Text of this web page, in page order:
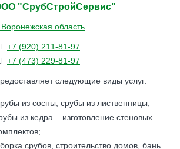
"СрубСтройСервис"
Воронежская область
+7 (920) 211-81-97
+7 (473) 229-81-97
следующие виды услуг:
из сосны, срубы из лиственницы,
из кедра – изготовление стеновых
срубов, строительство домов, бань